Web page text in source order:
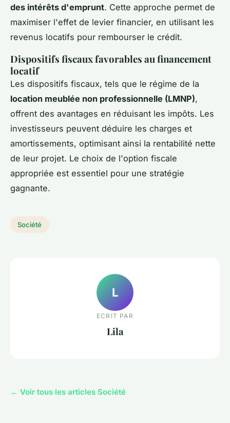
des intérêts d'emprunt. Cette approche permet de
maximiser l'effet de levier financier, en utilisant les
revenus locatifs pour rembourser le crédit.
Dispositifs fiscaux favorables au financement
locatif
Les dispositifs fiscaux, tels que le régime de la
location meublée non professionnelle (LMNP),
offrent des avantages en réduisant les impôts. Les
investisseurs peuvent déduire les charges et
amortissements, optimisant ainsi la rentabilité nette
de leur projet. Le choix de l'option fiscale
appropriée est essentiel pour une stratégie
gagnante.
Société
L
ECRIT PAR
Lila
← Voir tous les articles Société